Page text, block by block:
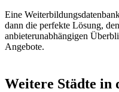
Eine
dann die perfekte Lösung,
anbieterunabhängigen
Angebote.
Weitere Städte in